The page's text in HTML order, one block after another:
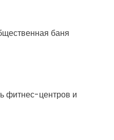
баня
фитнес-центров и